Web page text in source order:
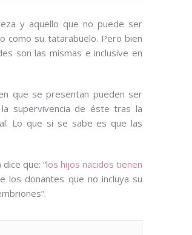
y aquello que no puede ser
como su tatarabuelo. Pero bien
son las mismas e inclusive en
que se presentan pueden ser
supervivencia de éste tras la
Lo que si se sabe es que las
que: “los hijos nacidos tienen
los donantes que no incluya su